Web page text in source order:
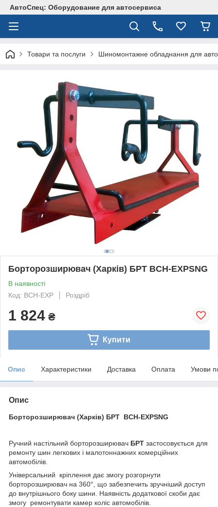
АвтоСпец: Оборудование для автосервиса
Товари та послуги Шиномонтажне обладнання для
Борторозширювач (Харків) БРТ BCH-EXPSNG
В наявності
Код: BCH-EXP
Роздріб
1 824 ₴
Купити
Опис Характеристики Доставка Оплата Умови
Опис
Борторозширювач (Харків) БРТ BCH-EXPSNG
Ручний настільний борторозширювач БРТ застосовується для
ремонту шин легкових і малотоннажних комерційних
автомобілів.
Універсальний кріплення дає змогу розгорнути
борторозширювач на 360°, що забезпечить зручніший доступ
до внутрішнього боку шини. Наявність додаткової скоби дає
змогу ремонтувати камер коліс автомобілів.